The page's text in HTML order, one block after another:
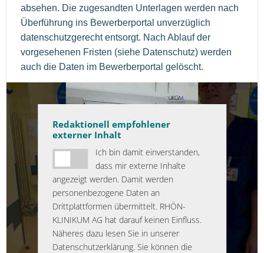
absehen. Die zugesandten Unterlagen werden nach
Überführung ins Bewerberportal unverzüglich
datenschutzgerecht entsorgt. Nach Ablauf der
vorgesehenen Fristen (siehe Datenschutz) werden
auch die Daten im Bewerberportal gelöscht.
Redaktionell empfohlener
externer Inhalt
Ich bin damit einverstanden,
dass mir externe Inhalte
angezeigt werden. Damit werden
personenbezogene Daten an
Drittplattformen übermittelt. RHÖN-
KLINIKUM AG hat darauf keinen Einfluss.
Näheres dazu lesen Sie in unserer
Datenschutzerklärung. Sie können die